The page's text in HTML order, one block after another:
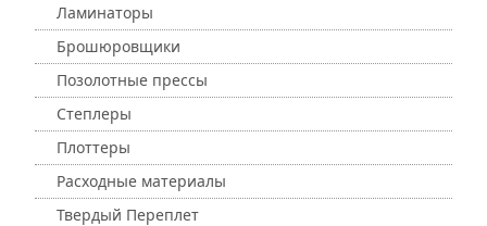
Ламинаторы
Брошюровщики
Позолотные прессы
Степлеры
Плоттеры
Расходные материалы
Твердый Переплет